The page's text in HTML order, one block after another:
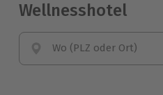
Wellnesshotel
Wo (PLZ oder Ort)